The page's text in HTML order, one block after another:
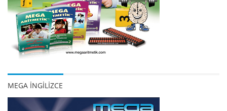
MEGA İNGİLİZCE